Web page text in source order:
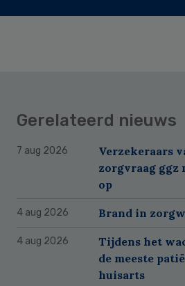
Gerelateerd nieuws
7 aug 2026
Verzekeraars
zorgvraag ggz
op
4 aug 2026 Brand in
4 aug 2026
Tijdens het
de meeste
huisarts